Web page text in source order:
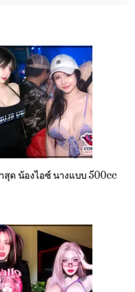
สุด น้องไอซ์ นางแบบ 500cc